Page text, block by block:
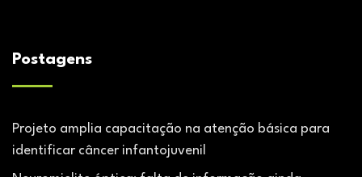
Postagens
Projeto amplia capacitação na atenção básica para
identificar câncer infantojuvenil